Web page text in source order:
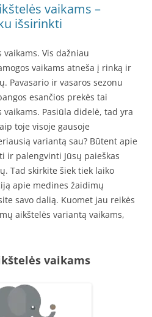
vaikams –
išsirinkti
Vis dažniau
vaikams atneša į rinką ir
Pavasario ir vasaros sezonu
esančios prekės tai
Pasiūla didelė, tad yra
toje visoje gausoje
variantą sau? Būtent apie
ir palengvinti Jūsų paieškas
Tad skirkite šiek tiek laiko
apie medines žaidimų
savo dalią. Kuomet jau reikės
aikštelės variantą vaikams,
vaikams